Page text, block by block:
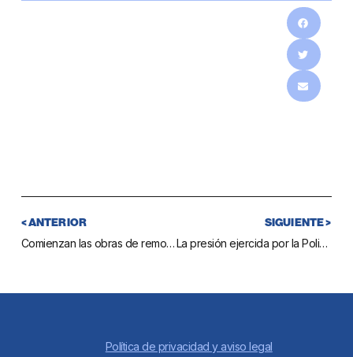
< ANTERIOR
Comienzan las obras de remodelación de la conexión de la A-7 con la avenida Mare Nostrum
SIGUIENTE >
La presión ejercida por la Policía Local empieza a dar sus frutos en un edificio de la avenida de Andalucía ocupado ilegalmente desde hace más de un año
Política de privacidad y aviso legal